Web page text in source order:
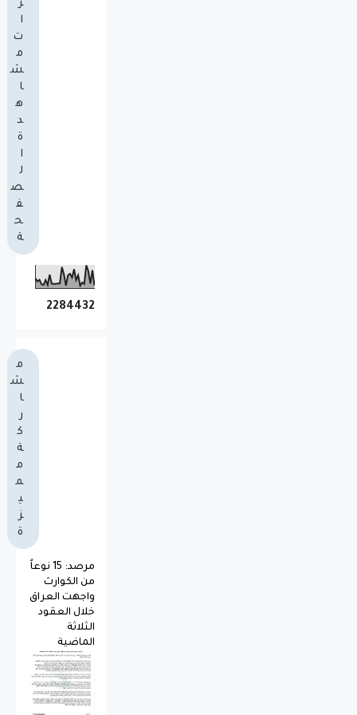
ر
ا
ت
م
ش
ا
ه
د
ة
ا
ل
ص
ف
ح
ة
2284432
م
ش
ا
ر
ك
ة
م
م
ي
ز
ة
مرصد: 15 نوعاً
من الكوارث
واجهت العراق
خلال العقود
الثلاثة
الماضية